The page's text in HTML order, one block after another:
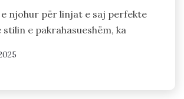
e njohur për linjat e saj perfekte
e pakrahasueshëm, ka